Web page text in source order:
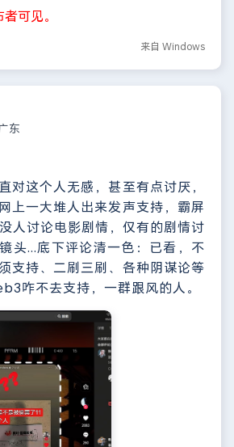
可见。
来自 Windows
东
对这个人无感，甚至有点讨厌，
上一大堆人出来发声支持，霸屏
人讨论电影剧情，仅有的剧情讨
头...底下评论清一色：已看，不
支持、二刷三刷、各种阴谋论等
咋不去支持，一群跟风的人。